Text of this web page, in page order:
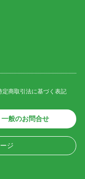
定商取引法に基づく表記
一般のお問合せ
ジ